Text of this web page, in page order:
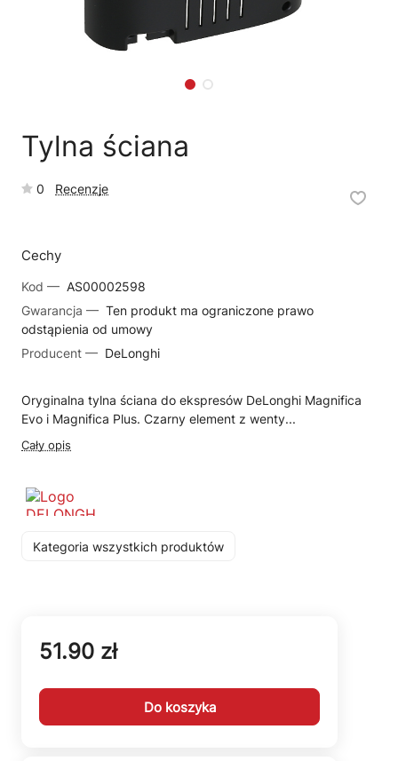
Tylna ściana
0 Recenzje
Cechy
Kod — AS00002598
Gwarancja — Ten produkt ma ograniczone prawo
odstąpienia od umowy
Producent — DeLonghi
Oryginalna tylna ściana do ekspresów DeLonghi Magnifica
Evo i Magnifica Plus. Czarny element z wenty...
Cały opis
Kategoria wszystkich produktów
51.90 zł
Do koszyka
Reklamacja naprawy